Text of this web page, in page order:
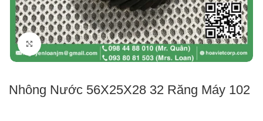
Click to enlarge
Nhông Nước 56X25X28 32 Răng Máy 102